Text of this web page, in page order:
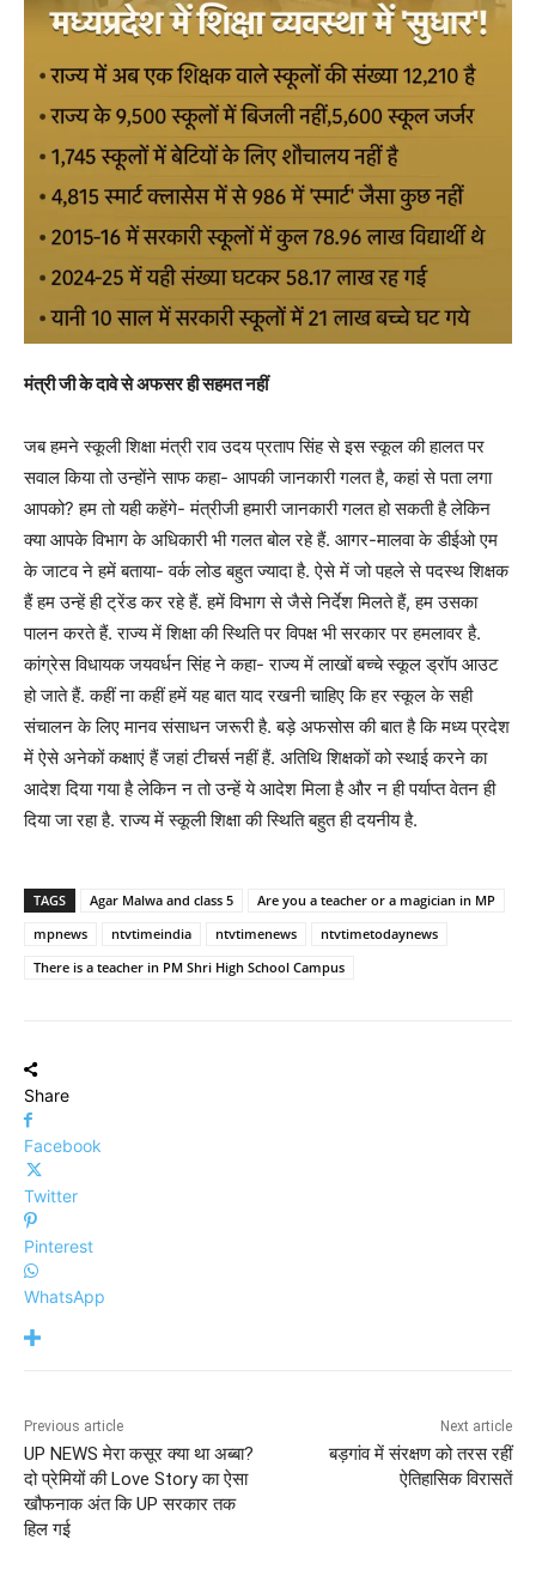
मंत्री जी के दावे से अफसर ही सहमत नहीं
जब हमने स्कूली शिक्षा मंत्री राव उदय प्रताप सिंह से इस स्कूल की हालत पर
सवाल किया तो उन्होंने साफ कहा- आपकी जानकारी गलत है, कहां से पता लगा
आपको? हम तो यही कहेंगे- मंत्रीजी हमारी जानकारी गलत हो सकती है लेकिन
क्या आपके विभाग के अधिकारी भी गलत बोल रहे हैं. आगर-मालवा के डीईओ एम
के जाटव ने हमें बताया- वर्क लोड बहुत ज्यादा है. ऐसे में जो पहले से पदस्थ शिक्षक
हैं हम उन्हें ही ट्रेंड कर रहे हैं. हमें विभाग से जैसे निर्देश मिलते हैं, हम उसका
पालन करते हैं. राज्य में शिक्षा की स्थिति पर विपक्ष भी सरकार पर हमलावर है.
कांग्रेस विधायक जयवर्धन सिंह ने कहा- राज्य में लाखों बच्चे स्कूल ड्रॉप आउट
हो जाते हैं. कहीं ना कहीं हमें यह बात याद रखनी चाहिए कि हर स्कूल के सही
संचालन के लिए मानव संसाधन जरूरी है. बड़े अफसोस की बात है कि मध्य प्रदेश
में ऐसे अनेकों कक्षाएं हैं जहां टीचर्स नहीं हैं. अतिथि शिक्षकों को स्थाई करने का
आदेश दिया गया है लेकिन न तो उन्हें ये आदेश मिला है और न ही पर्याप्त वेतन ही
दिया जा रहा है. राज्य में स्कूली शिक्षा की स्थिति बहुत ही दयनीय है.
TAGS Agar Malwa and class 5
Are you a teacher or a magician in MP
mpnews
ntvtimeindia ntvtimenews
ntvtimetodaynews
There is a teacher in PM Shri High School Campus
Share
Facebook
Twitter
Pinterest
WhatsApp
Previous article
UP NEWS मेरा कसूर क्या था अब्बा?
दो प्रेमियों की Love Story का ऐसा
खौफनाक अंत कि UP सरकार तक
हिल गई
Next article
बड़गांव में संरक्षण को तरस रहीं
ऐतिहासिक विरासतें